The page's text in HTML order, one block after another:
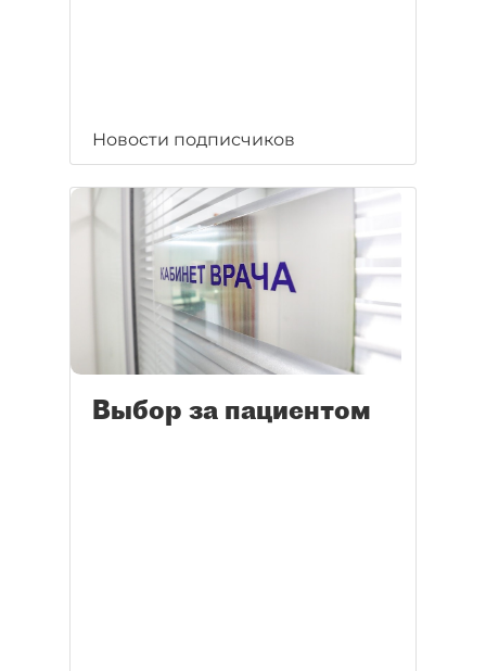
Новости подписчиков
Выбор за пациентом